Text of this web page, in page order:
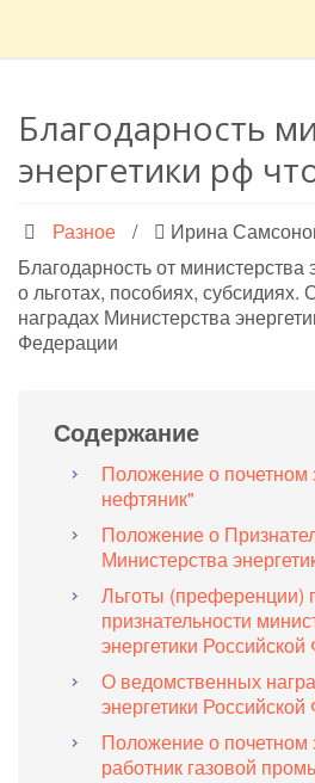
Благодарность
энергетики рф
Разное /
Ирина
Благодарность от министерства
о льготах, пособиях,
наградах Министерства
Федерации
Содержание
Положение о почетном
нефтяник"
Положение о
Министерства
Льготы (преференции)
признательности
энергетики
О ведомственных
энергетики
Положение о почетном
работник газовой